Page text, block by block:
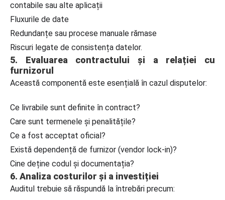
contabile sau alte aplicații
Fluxurile de date
Redundanțe sau procese manuale rămase
Riscuri legate de consistența datelor.
5. Evaluarea contractului și a relației cu
furnizorul
Această componentă este esențială în cazul disputelor:
Ce livrabile sunt definite în contract?
Care sunt termenele și penalitățile?
Ce a fost acceptat oficial?
Există dependență de furnizor (vendor lock-in)?
Cine deține codul și documentația?
6. Analiza costurilor și a investiției
Auditul trebuie să răspundă la întrebări precum: